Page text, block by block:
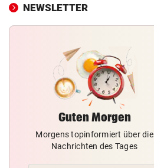
NEWSLETTER
Guten Morgen
Morgens topinformiert über die
Nachrichten des Tages